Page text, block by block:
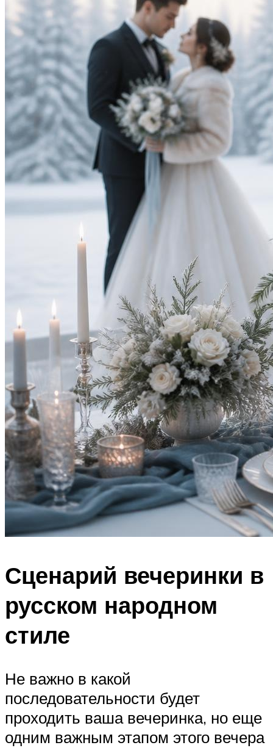
Сценарий вечеринки в
русском народном
стиле
Не важно в какой
последовательности будет
проходить ваша вечеринка, но еще
одним важным этапом этого вечера